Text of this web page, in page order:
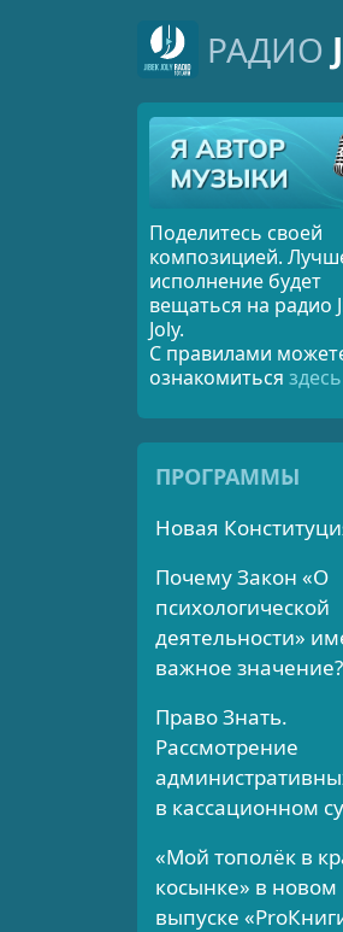
РАДИО
Поделитесь своей
композицией.
исполнение будет
вещаться на радио
Joly.
С правилами
ознакомиться здесь
ПРОГРАММЫ
Новая
Почему Закон «О
психологической
деятельности»
важное значение?
Право Знать.
Рассмотрение
в кассационном
«Мой тополёк в
косынке» в новом
выпуске